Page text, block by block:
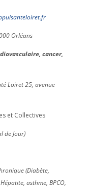
Orléans
cancer,
Loiret 25, avenue
et Collectives
de Jour)
(Diabète,
asthme, BPCO,